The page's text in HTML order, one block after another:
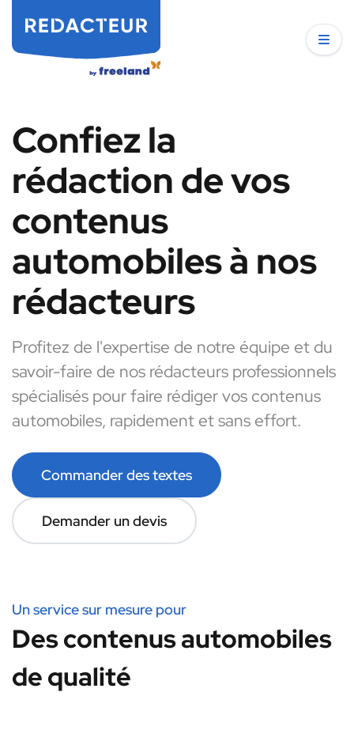
Confiez la
rédaction de vos
contenus
automobiles à nos
rédacteurs
Profitez de l'expertise de notre équipe et du
savoir-faire de nos rédacteurs professionnels
spécialisés pour faire rédiger vos contenus
automobiles, rapidement et sans effort.
Commander des textes
Demander un devis
Un service sur mesure pour
Des contenus automobiles
de qualité